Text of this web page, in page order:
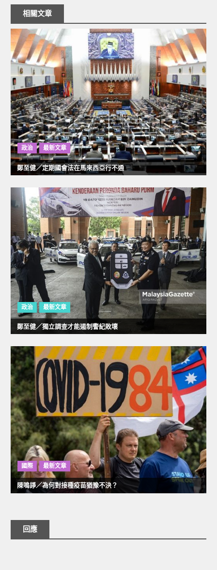
章
導
覽
相關文章
政治 最新文章
鄭至健／定期國會法在馬來西亞行不通
政治 最新文章
鄭至健／獨立調查才能遏制警紀敗壞
國際 最新文章
陳鳴諍／為何對接種疫苗猶豫不決？
回應